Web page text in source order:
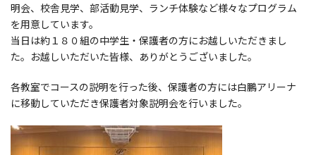
明会、校舎見学、部活動見学、ランチ体験など様々なプログラム
を用意しています。
当日は約１８０組の中学生・保護者の方にお越しいただきまし
た。お越しいただいた皆様、ありがとうございました。
各教室でコースの説明を行った後、保護者の方には白鵬アリーナ
に移動していただき保護者対象説明会を行いました。